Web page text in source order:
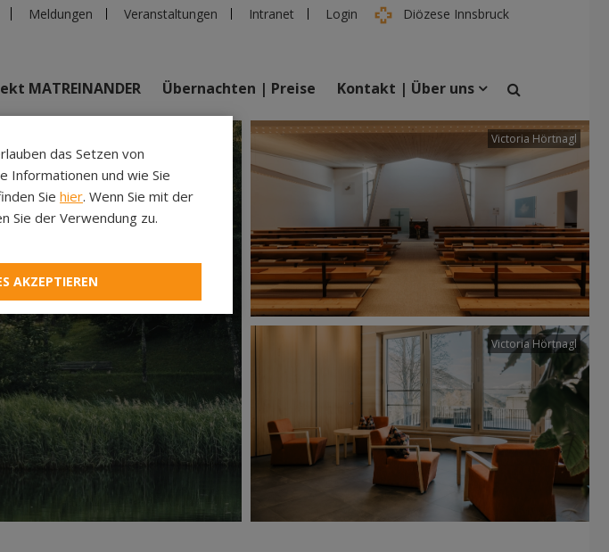
Meldungen Veranstaltungen Intranet Login Diözese Innsbruck
suchen
Veranstaltungen Personen
MATREINANDER Übernachten | Preise Kontakt | Über uns
Victoria Hörtnagl
Victoria Hörtnagl
das Setzen von
Informationen und wie Sie
Sie hier. Wenn Sie mit der
Sie der Verwendung zu.
AKZEPTIEREN